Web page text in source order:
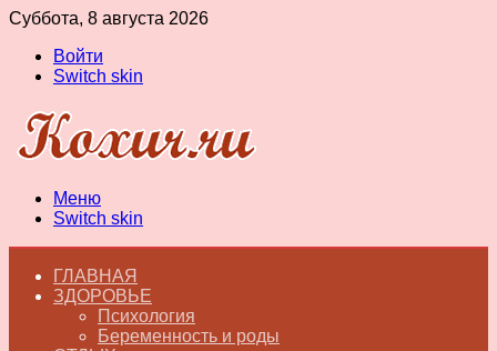
Суббота, 8 августа 2026
Войти
Switch skin
Меню
Switch skin
ГЛАВНАЯ
ЗДОРОВЬЕ
Психология
Беременность и роды